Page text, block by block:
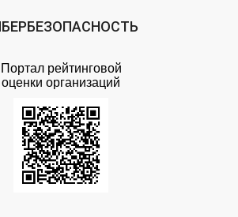
Портал рейтинговой
оценки организаций